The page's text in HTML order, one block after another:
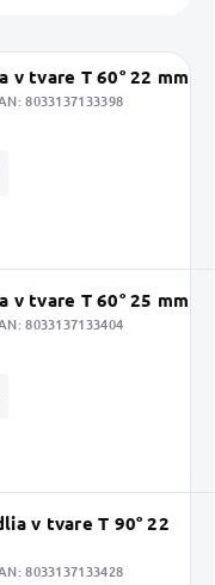
v tvare T 60° 22 mm
8033137133398
v tvare T 60° 25 mm
8033137133404
v tvare T 90° 22
8033137133428